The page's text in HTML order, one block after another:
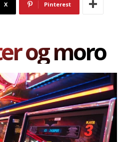
X Pinterest
og moro